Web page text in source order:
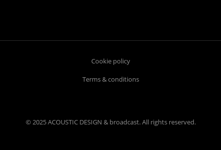
© 2025 ACOUSTIC DESIGN & broadcast. All rights reserved.
Cookie policy
Terms & conditions